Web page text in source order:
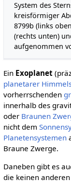
System des
kreisförmiger
8799b (links
(rechts unten)
aufgenommen
Ein Exoplanet
planetarer
vorherrschenden
innerhalb des
oder Braunen
nicht dem
Planetensystemen
Braune Zwerge.
Daneben gibt es
die keinen